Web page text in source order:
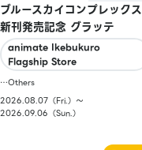
ブルースカイコンプレックス
新刊発売記念 グラッテ
animate Ikebukuro
Flagship Store
…Others
2026.08.07（Fri.）〜
2026.09.06（Sun.）